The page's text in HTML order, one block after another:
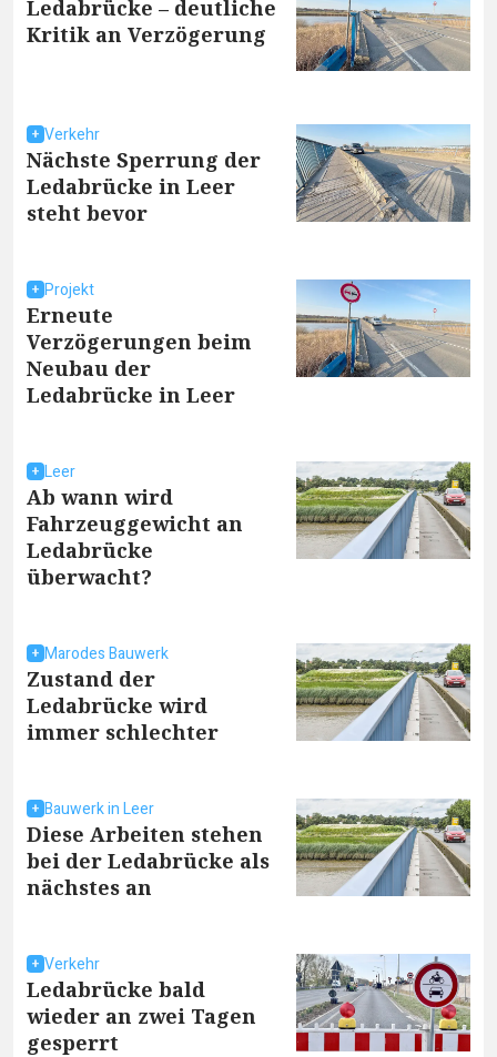
Ledabrücke – deutliche
Kritik an Verzögerung
Verkehr
Nächste Sperrung der
Ledabrücke in Leer
steht bevor
Projekt
Erneute
Verzögerungen beim
Neubau der
Ledabrücke in Leer
Leer
Ab wann wird
Fahrzeuggewicht an
Ledabrücke
überwacht?
Marodes Bauwerk
Zustand der
Ledabrücke wird
immer schlechter
Bauwerk in Leer
Diese Arbeiten stehen
bei der Ledabrücke als
nächstes an
Verkehr
Ledabrücke bald
wieder an zwei Tagen
gesperrt